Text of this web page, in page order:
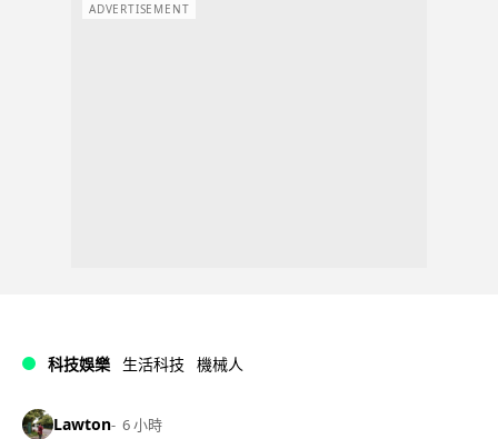
ADVERTISEMENT
科技娛樂 生活科技 機械人
Lawton 6 小時